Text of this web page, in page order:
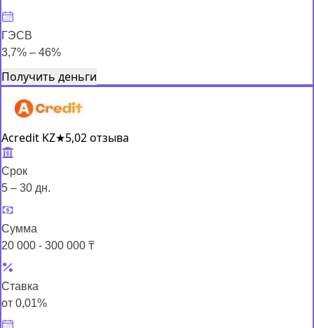
ГЭСВ
3,7% – 46%
Получить деньги
Acredit KZ★5,02 отзыва
Срок
5 – 30 дн.
Сумма
20 000 - 300 000 ₸
Ставка
от 0,01%